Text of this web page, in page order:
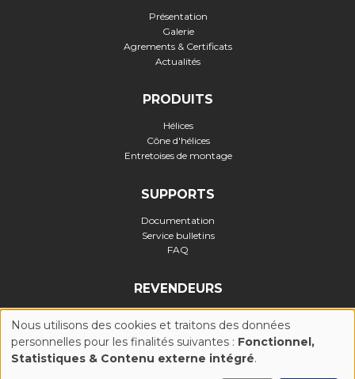
Présentation
Galerie
Agrements & Certificats
Actualités
PRODUITS
Hélices
Cône d'hélices
Entretoises de montage
SUPPORTS
Documentation
Service bulletins
FAQ
REVENDEURS
Politique de confidentialité-Politique Cookies (UE)
UTILISATION
Nous utilisons des cookies et traitons des données
personnelles pour les finalités suivantes : Fonctionnel,
Statistiques & Contenu externe intégré.